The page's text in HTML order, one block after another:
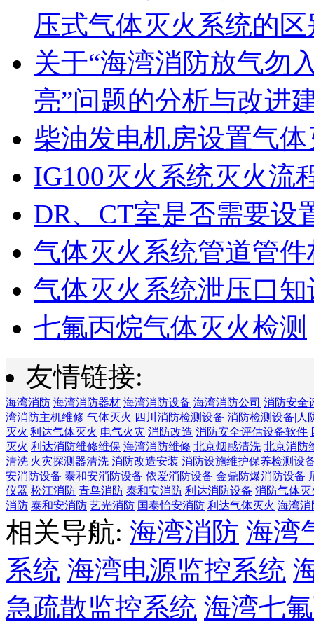
压式气体灭火系统的
关于“海湾消防放气勿
亮”问题的分析与改进
柴油发电机房设置气
IG100灭火系统灭火流
DR、CT室是否需要设
气体灭火系统管道管
气体灭火系统泄压口
七氟丙烷气体灭火检测
友情链接:
海湾消防 海湾消防器材 海湾消防设备 海湾消防公司 消防安全
湾消防主机维修 气体灭火 四川消防检测设备 消防检测设备|人
灭火|利达气体灭火 电气火灾 消防改造 消防安全评估设备软件
灭火 利达消防维修维保 海湾消防维修 北京烟感清洗 北京消防
清洗|火灾探测器清洗 消防改造安装 消防设施维护保养检测设
安消防设备 泰和安消防设备 依爱消防设备 金鼎防爆消防设备
仪器 松江消防 青鸟消防 泰和安消防 利达消防设备 消防气体灭
消防 泰和安消防 艺光消防 国泰怡安消防 利达气体灭火 海湾消
相关导航: 海湾消防 海湾
系统 海湾电源监控系统
急疏散监控系统 海湾七